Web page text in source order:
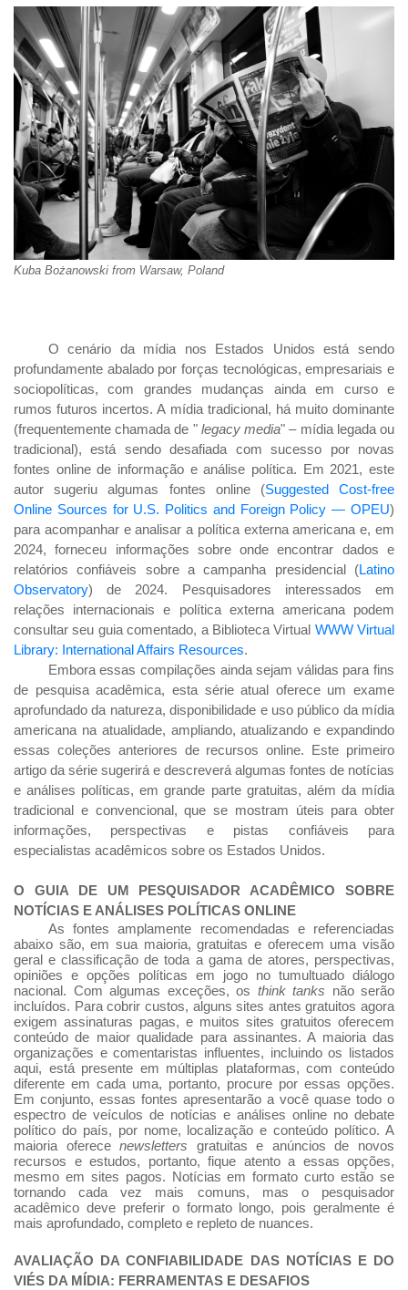
Kuba Bożanowski from Warsaw, Poland
O cenário da mídia nos Estados Unidos está sendo
profundamente abalado por forças tecnológicas, empresariais e
sociopolíticas, com grandes mudanças ainda em curso e
rumos futuros incertos. A mídia tradicional, há muito dominante
(frequentemente chamada de " legacy media" – mídia legada ou
tradicional), está sendo desafiada com sucesso por novas
fontes online de informação e análise política. Em 2021, este
autor sugeriu algumas fontes online (Suggested Cost-free
Online Sources for U.S. Politics and Foreign Policy — OPEU)
para acompanhar e analisar a política externa americana e, em
2024, forneceu informações sobre onde encontrar dados e
relatórios confiáveis sobre a campanha presidencial (Latino
Observatory) de 2024. Pesquisadores interessados em
relações internacionais e política externa americana podem
consultar seu guia comentado, a Biblioteca Virtual WWW Virtual
Library: International Affairs Resources.
Embora essas compilações ainda sejam válidas para fins
de pesquisa acadêmica, esta série atual oferece um exame
aprofundado da natureza, disponibilidade e uso público da mídia
americana na atualidade, ampliando, atualizando e expandindo
essas coleções anteriores de recursos online. Este primeiro
artigo da série sugerirá e descreverá algumas fontes de notícias
e análises políticas, em grande parte gratuitas, além da mídia
tradicional e convencional, que se mostram úteis para obter
informações, perspectivas e pistas confiáveis para
especialistas acadêmicos sobre os Estados Unidos.
O GUIA DE UM PESQUISADOR ACADÊMICO SOBRE
NOTÍCIAS E ANÁLISES POLÍTICAS ONLINE
As fontes amplamente recomendadas e referenciadas
abaixo são, em sua maioria, gratuitas e oferecem uma visão
geral e classificação de toda a gama de atores, perspectivas,
opiniões e opções políticas em jogo no tumultuado diálogo
nacional. Com algumas exceções, os think tanks não serão
incluídos. Para cobrir custos, alguns sites antes gratuitos agora
exigem assinaturas pagas, e muitos sites gratuitos oferecem
conteúdo de maior qualidade para assinantes. A maioria das
organizações e comentaristas influentes, incluindo os listados
aqui, está presente em múltiplas plataformas, com conteúdo
diferente em cada uma, portanto, procure por essas opções.
Em conjunto, essas fontes apresentarão a você quase todo o
espectro de veículos de notícias e análises online no debate
político do país, por nome, localização e conteúdo político. A
maioria oferecenewsletters gratuitas e anúncios de novos
recursos e estudos, portanto, fique atento a essas opções,
mesmo em sites pagos. Notícias em formato curto estão se
tornando cada vez mais comuns, mas o pesquisador
acadêmico deve preferir o formato longo, pois geralmente é
mais aprofundado, completo e repleto de nuances.
AVALIAÇÃO DA CONFIABILIDADE DAS NOTÍCIAS E DO
VIÉS DA MÍDIA: FERRAMENTAS E DESAFIOS